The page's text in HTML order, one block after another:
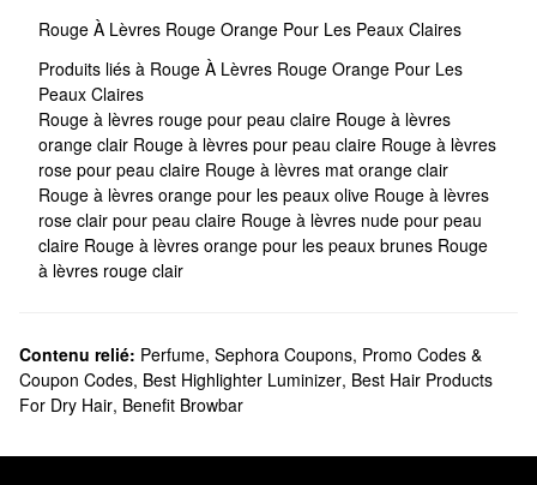
Rouge À Lèvres Rouge Orange Pour Les Peaux Claires
Produits liés à Rouge À Lèvres Rouge Orange Pour Les
Peaux Claires
Rouge à lèvres rouge pour peau claire Rouge à lèvres
orange clair Rouge à lèvres pour peau claire Rouge à lèvres
rose pour peau claire Rouge à lèvres mat orange clair
Rouge à lèvres orange pour les peaux olive Rouge à lèvres
rose clair pour peau claire Rouge à lèvres nude pour peau
claire Rouge à lèvres orange pour les peaux brunes Rouge
à lèvres rouge clair
Contenu relié: Perfume, Sephora Coupons, Promo Codes &
Coupon Codes, Best Highlighter Luminizer, Best Hair Products
For Dry Hair, Benefit Browbar